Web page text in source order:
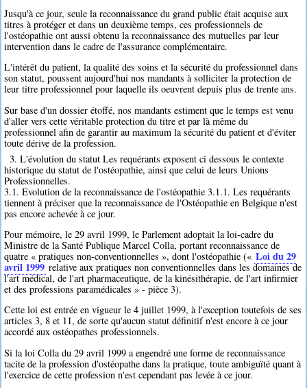
Jusqu'à ce jour, seule la reconnaissance du grand public était acquise aux
titres à protéger et dans un deuxième temps, ces professionnels de
l'ostéopathie ont aussi obtenu la reconnaissance des mutuelles par leur
intervention dans le cadre de l'assurance complémentaire.
L'intérêt du patient, la qualité des soins et la sécurité du professionnel dans
son statut, poussent aujourd'hui nos mandants à solliciter la protection de
leur titre professionnel pour laquelle ils oeuvrent depuis plus de trente ans.
Sur base d'un dossier étoffé, nos mandants estiment que le temps est venu
d'aller vers cette véritable protection du titre et par là même du
professionnel afin de garantir au maximum la sécurité du patient et d'éviter
toute dérive de la profession.
3. L'évolution du statut Les requérants exposent ci dessous le contexte
historique du statut de l'ostéopathie, ainsi que celui de leurs Unions
Professionnelles.
3.1. Evolution de la reconnaissance de l'ostéopathie 3.1.1. Les requérants
tiennent à préciser que la reconnaissance de l'Ostéopathie en Belgique n'est
pas encore achevée à ce jour.
Pour mémoire, le 29 avril 1999, le Parlement adoptait la loi-cadre du
Ministre de la Santé Publique Marcel Colla, portant reconnaissance de
quatre « pratiques non-conventionnelles », dont l'ostéopathie (« Loi du 29
avril 1999 relative aux pratiques non conventionnelles dans les domaines de
l'art médical, de l'art pharmaceutique, de la kinésithérapie, de l'art infirmier
et des professions paramédicales » - pièce 3).
Cette loi est entrée en vigueur le 4 juillet 1999, à l'exception toutefois de ses
articles 3, 8 et 11, de sorte qu'aucun statut définitif n'est encore à ce jour
accordé aux ostéopathes professionnels.
Si la loi Colla du 29 avril 1999 a engendré une forme de reconnaissance
tacite de la profession d'ostéopathe dans la pratique, toute ambiguïté quant à
l'exercice de cette profession n'est cependant pas levée à ce jour.